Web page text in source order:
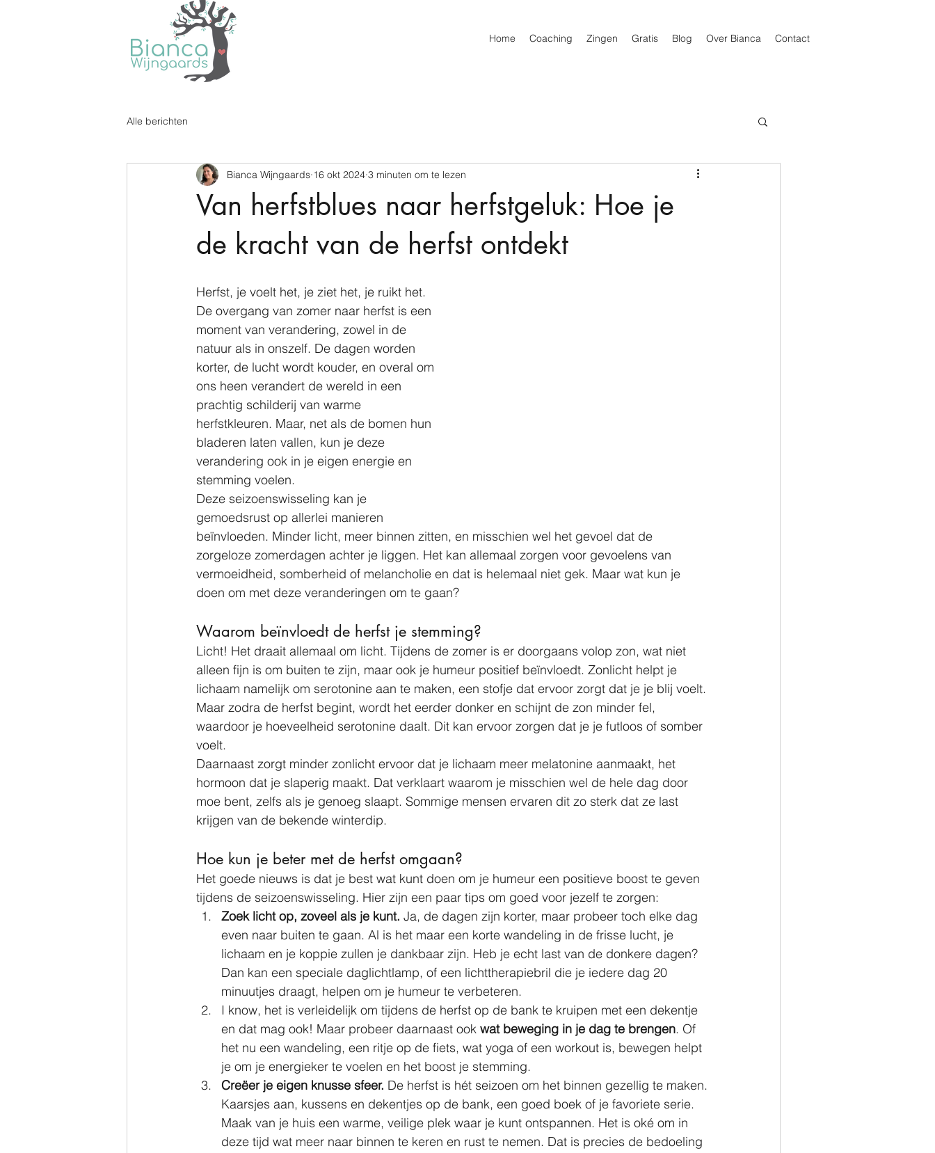
Home Coaching Zingen Gratis Blog Over Bianca Contact
Alle berichten
Van herfstblues naar herfstgeluk: Hoe je
de kracht van de herfst ontdekt
Bianca Wijngaards 16 okt 2024 3 minuten om te lezen
Herfst, je voelt het, je ziet het, je ruikt het.
De overgang van zomer naar herfst is een
moment van verandering, zowel in de
natuur als in onszelf. De dagen worden
korter, de lucht wordt kouder, en overal om
ons heen verandert de wereld in een
prachtig schilderij van warme
herfstkleuren. Maar, net als de bomen hun
bladeren laten vallen, kun je deze
verandering ook in je eigen energie en
stemming voelen.
Deze seizoenswisseling kan je
gemoedsrust op allerlei manieren
beïnvloeden. Minder licht, meer binnen zitten, en misschien wel het gevoel dat de
zorgeloze zomerdagen achter je liggen. Het kan allemaal zorgen voor gevoelens van
vermoeidheid, somberheid of melancholie en dat is helemaal niet gek. Maar wat kun je
doen om met deze veranderingen om te gaan?
Waarom beïnvloedt de herfst je stemming?
Licht! Het draait allemaal om licht. Tijdens de zomer is er doorgaans volop zon, wat niet
alleen fijn is om buiten te zijn, maar ook je humeur positief beïnvloedt. Zonlicht helpt je
lichaam namelijk om serotonine aan te maken, een stofje dat ervoor zorgt dat je je blij voelt.
Maar zodra de herfst begint, wordt het eerder donker en schijnt de zon minder fel,
waardoor je hoeveelheid serotonine daalt. Dit kan ervoor zorgen dat je je futloos of somber
voelt.
Daarnaast zorgt minder zonlicht ervoor dat je lichaam meer melatonine aanmaakt, het
hormoon dat je slaperig maakt. Dat verklaart waarom je misschien wel de hele dag door
moe bent, zelfs als je genoeg slaapt. Sommige mensen ervaren dit zo sterk dat ze last
krijgen van de bekende winterdip.
Hoe kun je beter met de herfst omgaan?
Het goede nieuws is dat je best wat kunt doen om je humeur een positieve boost te geven
tijdens de seizoenswisseling. Hier zijn een paar tips om goed voor jezelf te zorgen:
Zoek licht op, zoveel als je kunt. Ja, de dagen zijn korter, maar probeer toch elke dag
even naar buiten te gaan. Al is het maar een korte wandeling in de frisse lucht, je
lichaam en je koppie zullen je dankbaar zijn. Heb je echt last van de donkere dagen?
Dan kan een speciale daglichtlamp, of een lichttherapiebril die je iedere dag 20
minuutjes draagt, helpen om je humeur te verbeteren.
I know, het is verleidelijk om tijdens de herfst op de bank te kruipen met een dekentje
en dat mag ook! Maar probeer daarnaast ook wat beweging in je dag te brengen. Of
het nu een wandeling, een ritje op de fiets, wat yoga of een workout is, bewegen helpt
je om je energieker te voelen en het boost je stemming.
Creëer je eigen knusse sfeer. De herfst is hét seizoen om het binnen gezellig te maken.
Kaarsjes aan, kussens en dekentjes op de bank, een goed boek of je favoriete serie.
Maak van je huis een warme, veilige plek waar je kunt ontspannen. Het is oké om in
deze tijd wat meer naar binnen te keren en rust te nemen. Dat is precies de bedoeling